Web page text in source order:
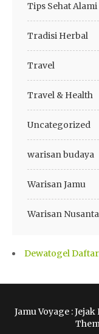
Tips Sehat Alami
Tradisi Herbal
Travel
Travel & Health
Uncategorized
warisan budaya
Warisan Jamu
Warisan
Dewatogel Daftar
Jamu Voyage :